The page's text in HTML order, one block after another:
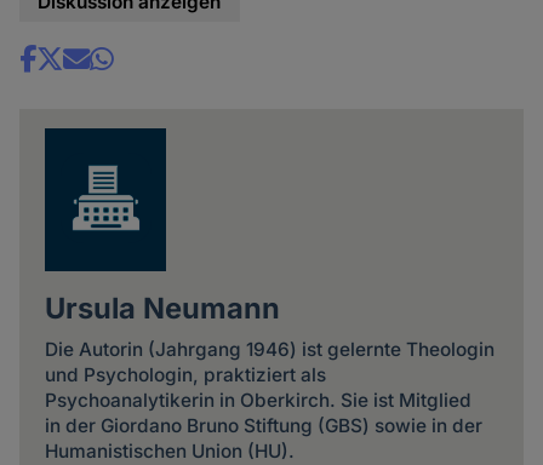
Share
Ursula Neumann
Die Autorin (Jahrgang 1946) ist gelernte Theologin
und Psychologin, praktiziert als
Psychoanalytikerin in Oberkirch. Sie ist Mitglied
in der Giordano Bruno Stiftung (GBS) sowie in der
Humanistischen Union (HU).